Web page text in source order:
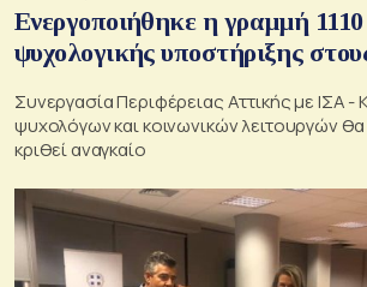
Ενεργοποιήθηκε η γραμμή
ψυχολογικής υποστήριξης
Συνεργασία Περιφέρειας Αττικής με ΙΣΑ -
ψυχολόγων και κοινωνικών λειτουργών
κριθεί αναγκαίο